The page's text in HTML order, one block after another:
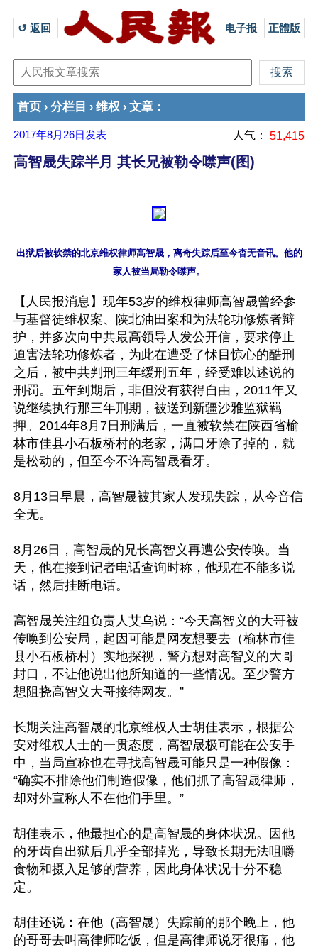
↺ 返回 电子报 正體版
首页 › 分栏目 › 维权 › 文章 ：
2017年8月26日 发表 人气： 51,415
高智晟失踪半月 其长兄被勒令噤声(图)
出狱后被软禁的北京维权律师高智晟，离奇失踪后至今杳无音讯。他的
【人民报消息】现年53岁的维权律师高智晟曾经参
与基督徒维权案、陕北油田案和为法轮功修炼者辩
护，并多次向中共最高领导人发公开信，要求停止
迫害法轮功修炼者，为此在遭受了怵目惊心的酷刑
之后，被中共判刑三年缓刑五年，经受难以述说的
刑罚。五年到期后，非但没有获得自由，2011年又
说继续执行那三年刑期，被送到新疆沙雅监狱羁
押。2014年8月7日刑满后，一直被软禁在陕西省榆
林市佳县小石板桥村的老家，满口牙除了掉的，就
是松动的，但至今不许高智晟看牙。
8月13日早晨，高智晟被其家人发现失踪，从今音信
全无。
8月26日，高智晟的兄长高智义再遭公安传唤。当
天，他在接到记者电话查询时称，他现在不能多说
话，然后挂断电话。
高智晟关注组负责人艾乌说：“今天高智义的大哥被
传唤到公安局，起因可能是网友想要去（榆林市佳
县小石板桥村）实地探视，警方想对高智义的大哥
封口，不让他说出他所知道的一些情况。至少警方
想阻挠高智义大哥接待网友。”
长期关注高智晟的北京维权人士胡佳表示，根据公
安对维权人士的一贯态度，高智晟极可能在公安手
中，当局宣称也在寻找高智晟可能只是一种假像：
“确实不排除他们制造假像，他们抓了高智晟律师，
却对外宣称人不在他们手里。”
胡佳表示，他最担心的是高智晟的身体状况。因他
的牙齿自出狱后几乎全部掉光，导致长期无法咀嚼
食物和摄入足够的营养，因此身体状况十分不稳
定。
胡佳还说：在他（高智晟）失踪前的那个晚上，他
的哥哥去叫高律师吃饭，但是高律师说牙很痛，他